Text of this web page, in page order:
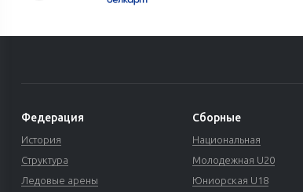
Федерация
История
Структура
Ледовые арены
Сборные
Национальная
Молодежная U20
Юниорская U18